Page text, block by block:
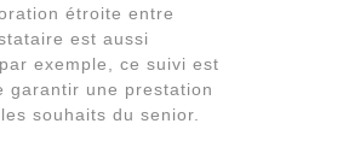
étroite entre
est aussi
exemple, ce suivi est
garantir une prestation
souhaits du senior.